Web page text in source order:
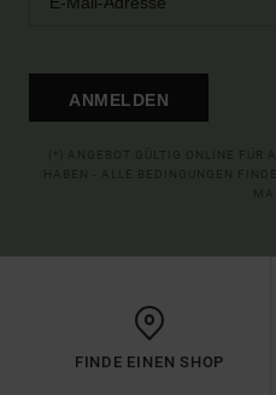
ANMELDEN
FINDE EINEN SHOP